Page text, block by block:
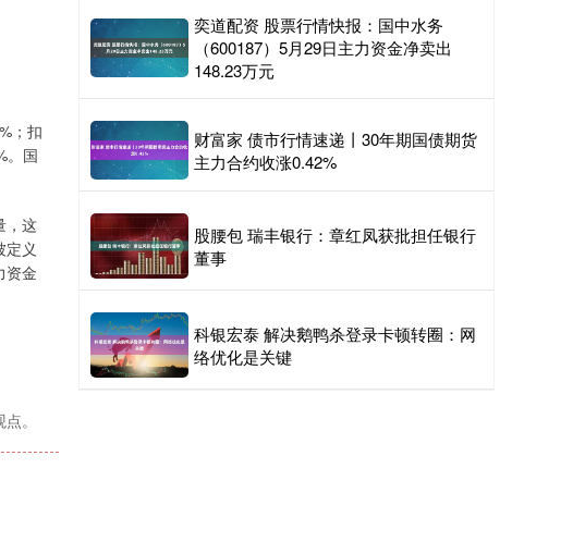
；扣
。国
，这
定义
资金
。
奕道配资 股票行情快报：国中水务
（600187）5月29日主力资金净卖出
148.23万元
财富家 债市行情速递丨30年期国债期货
主力合约收涨0.42%
股腰包 瑞丰银行：章红凤获批担任银行
董事
科银宏泰 解决鹅鸭杀登录卡顿转圈：网
络优化是关键